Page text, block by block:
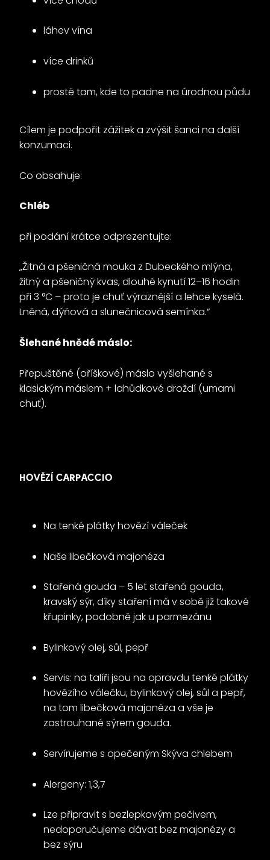
láhev vína
více drinků
prostě tam, kde to padne na úrodnou půdu
Cílem je podpořit zážitek a zvýšit šanci na další
konzumaci.
Co obsahuje:
Chléb
při podání krátce odprezentujte:
„Žitná a pšeničná mouka z Dubeckého mlýna,
žitný a pšeničný kvas, dlouhé kynutí 12–16 hodin
při 3 °C – proto je chuť výraznější a lehce kyselá.
Lněná, dýňová a slunečnicová semínka.“
Šlehané hnědé máslo:
Přepuštěné (oříškové) máslo vyšlehané s
klasickým máslem + lahůdkové droždí (umami
chuť).
HOVĚZÍ CARPACCIO
Na tenké plátky hovězí váleček
Naše libečková majonéza
Stařená gouda – 5 let stařená gouda,
kravský sýr, díky staření má v sobě již takové
křupinky, podobně jak u parmezánu
Bylinkový olej, sůl, pepř
Servis: na talíři jsou na opravdu tenké plátky
hovězího válečku, bylinkový olej, sůl a pepř,
na tom libečková majonéza a vše je
zastrouhané sýrem gouda.
Servírujeme s opečeným Skýva chlebem
Alergeny: 1,3,7
Lze připravit s bezlepkovým pečivem,
nedoporučujeme dávat bez majonézy a
bez sýru